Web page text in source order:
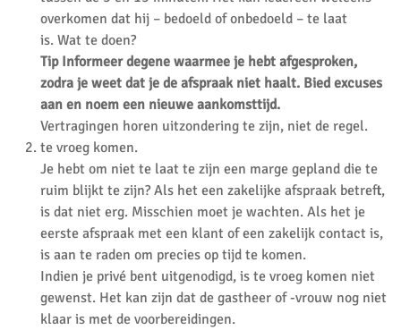
overkomen dat hij – bedoeld of onbedoeld – te laat
is. Wat te doen?
Tip Informeer degene waarmee je hebt afgesproken,
zodra je weet dat je de afspraak niet haalt. Bied excuses
aan en noem een nieuwe aankomsttijd.
Vertragingen horen uitzondering te zijn, niet de regel.
te vroeg komen.
Je hebt om niet te laat te zijn een marge gepland die te
ruim blijkt te zijn? Als het een zakelijke afspraak betreft,
is dat niet erg. Misschien moet je wachten. Als het je
eerste afspraak met een klant of een zakelijk contact is,
is aan te raden om precies op tijd te komen.
Indien je privé bent uitgenodigd, is te vroeg komen niet
gewenst. Het kan zijn dat de gastheer of -vrouw nog niet
klaar is met de voorbereidingen.